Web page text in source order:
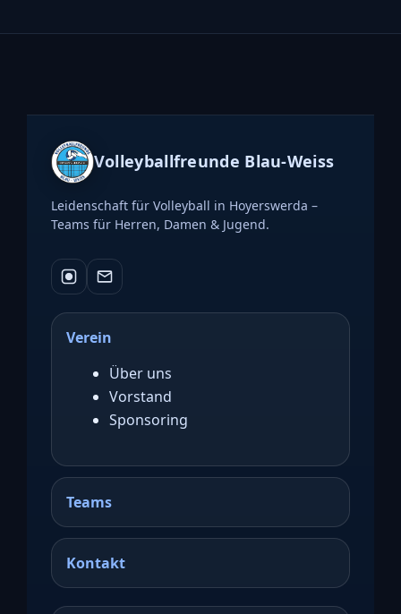
Volleyballfreunde Blau-Weiss
Leidenschaft für Volleyball in Hoyerswerda –
Teams für Herren, Damen & Jugend.
Verein
Über uns
Vorstand
Sponsoring
Teams
Kontakt